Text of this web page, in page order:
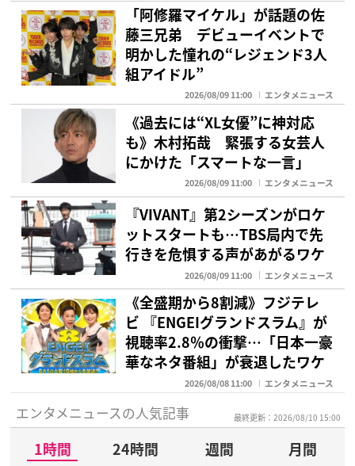
「阿修羅マイケル」が話題の佐
藤三兄弟 デビューイベントで
明かした憧れの“レジェンド3人
組アイドル”
2026/08/09 11:00 エンタメニュース
《過去には“XL女優”に神対応
も》木村拓哉 緊張する女芸人
にかけた「スマートな一言」
2026/08/09 11:00 エンタメニュース
『VIVANT』第2シーズンがロケ
ットスタートも…TBS局内で先
行きを危惧する声があがるワケ
2026/08/09 11:00 エンタメニュース
《全盛期から8割減》フジテレ
ビ 『ENGEIグランドスラム』が
視聴率2.8％の衝撃…「日本一豪
華なネタ番組」が衰退したワケ
2026/08/08 11:00 エンタメニュース
エンタメニュースの人気記事 最終更新：2026/08/10 15:00
1時間 24時間 週間
月間